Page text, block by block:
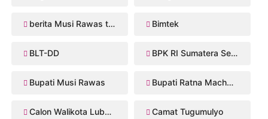
berita Musi Rawas terbaru Bimtek
BLT-DD BPK RI Sumatera Selatan
Bupati Musi Rawas Bupati Ratna Machmud
Calon Walikota Lubuklinggau Camat Tugumulyo